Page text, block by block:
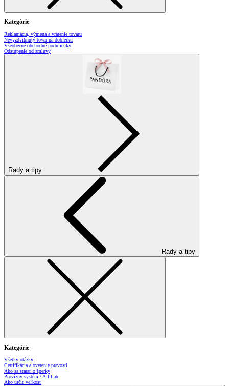
Kategórie
Reklamácia, výmena a vrátenie tovaru
Nevyzdvihnutý tovar na dobierku
Všeobecné obchodné podmienky
Odstúpenie od zmluvy
Rady a tipy
Rady a tipy
Kategórie
Všetky otázky
Certifikácia a overenie pravosti
Ako sa starať o šperky
Provízny systém / Affiliate
Ako určiť veľkosť